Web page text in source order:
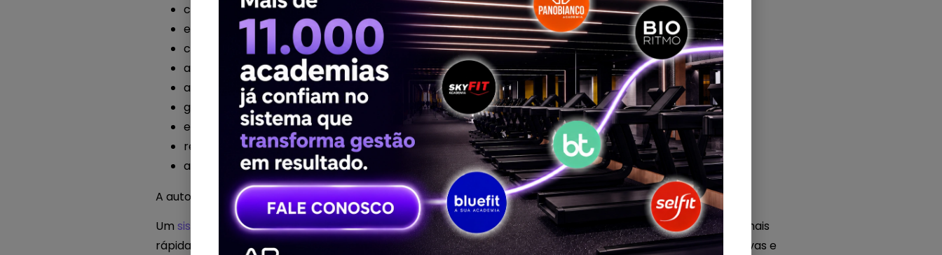
cobrança recorrente
envio de comunicados
controle de acesso
agendamento de aulas
acompanhamento de frequência
gestão de contratos
emissão de relatórios
relacionamento com alunos
alertas para a equipe
A automação não elimina a necessidade de uma boa gestão. Ela fortalece a gestão.
Um sistema de gestão para academiabem estruturado ajuda a transformar dados e processos em ações mais
rápidas, organizadas e confiáveis. Assim, a equipe deixa de gastar energia com tarefas operacionais repetitivas e